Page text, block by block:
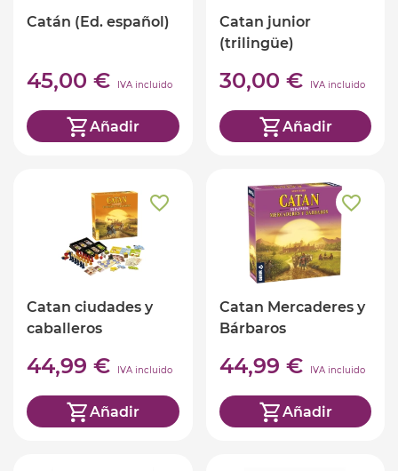
Catán (Ed. español)
45,00 € IVA incluido
Añadir
Catan junior
(trilingüe)
30,00 € IVA incluido
Añadir
Catan ciudades y
caballeros
44,99 € IVA incluido
Añadir
Catan Mercaderes y
Bárbaros
44,99 € IVA incluido
Añadir